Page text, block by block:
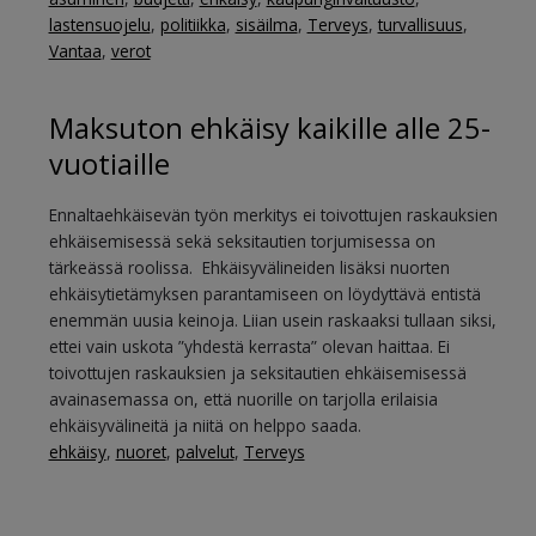
lastensuojelu, politiikka, sisäilma, Terveys, turvallisuus,
Vantaa, verot
Maksuton ehkäisy kaikille alle 25-
vuotiaille
Ennaltaehkäisevän työn merkitys ei toivottujen raskauksien
ehkäisemisessä sekä seksitautien torjumisessa on
tärkeässä roolissa. Ehkäisyvälineiden lisäksi nuorten
ehkäisytietämyksen parantamiseen on löydyttävä entistä
enemmän uusia keinoja. Liian usein raskaaksi tullaan siksi,
ettei vain uskota ”yhdestä kerrasta” olevan haittaa. Ei
toivottujen raskauksien ja seksitautien ehkäisemisessä
avainasemassa on, että nuorille on tarjolla erilaisia
ehkäisyvälineitä ja niitä on helppo saada.
ehkäisy, nuoret, palvelut, Terveys